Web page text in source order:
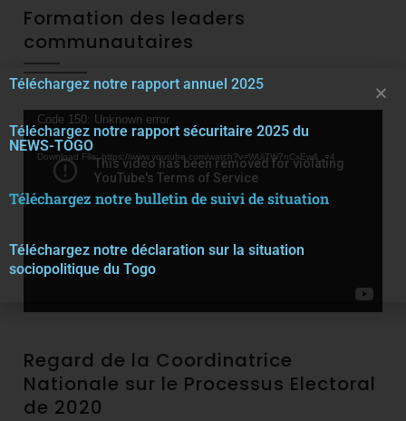
Formation des leaders
communautaires
Video
Player
Code 150: Unknown error.
Download File: https://www.youtube.com/watch?v=WUjTW7nCxEw&_=4
Regard de la Coordinatrice
Nationale sur le Processus Electoral
de 2020
Téléchargez notre rapport annuel 2025
Téléchargez notre rapport sécuritaire 2025 du
NEWS-TOGO
Téléchargez notre bulletin de suivi de situation
Téléchargez notre déclaration sur la situation
sociopolitique du Togo